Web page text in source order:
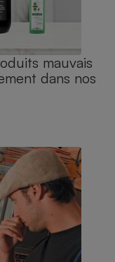
mauvais
dans nos